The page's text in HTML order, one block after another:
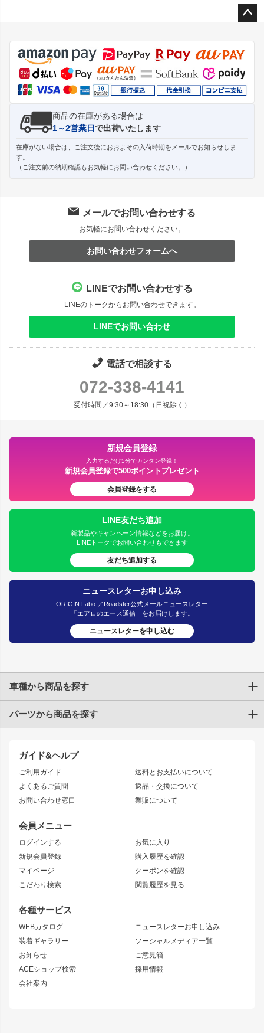
ジト
ップ
へ
商品の在庫がある場合は
1～2営業日で出荷いたします
在庫がない場合は、ご注文後におおよその入荷時期をメールでお知らせしま
す。
（ご注文前の納期確認もお気軽にお問い合わせください。）
メールでお問い合わせする
お気軽にお問い合わせください。
お問い合わせフォームへ
LINEでお問い合わせする
LINEのトークからお問い合わせできます。
LINEでお問い合わせ
電話で相談する
072-338-4141
受付時間／9:30～18:30（日祝除く）
新規会員登録
入力するだけ5分でカンタン登録！
新規会員登録で500ポイントプレゼント
会員登録をする
LINE友だち追加
新製品やキャンペーン情報などをお届け。
LINEトークでお問い合わせもできます
友だち追加する
ニュースレターお申し込み
ORIGIN Labo.／Roadster公式メールニュースレター
「エアロのエース通信」をお届けします。
ニュースレターを申し込む
ガイド&ヘルプ
ご利用ガイド
よくあるご質問
お問い合わせ窓口
送料とお支払いについて
返品・交換について
業販について
会員メニュー
ログインする
新規会員登録
マイページ
こだわり検索
お気に入り
購入履歴を確認
クーポンを確認
閲覧履歴を見る
各種サービス
WEBカタログ
装着ギャラリー
お知らせ
ACEショップ検索
会社案内
ニュースレターお申し込み
ソーシャルメディア一覧
ご意見箱
採用情報
車種から商品を探す
トヨタ
JZX90 CHASER
JZX110 MARK II
JZX100 MARK II
JZX90 MARK II
トレノ
マークX
アリスト
ソアラ
アルテッツァ
ニッサン
S15 シルビア
S14 シルビア 後期
S13 シルビア
180SX
シルエイティ
ワンビア
ローレル
セフィーロ
キャラバン
スズキ
パーツから商品を探す
エアロシリーズ
ドリフトライン
風神
雷神
レーシングライン
アタックライン
ストリームライン
リアウイング
ジムニーパーツ
ホイール
MUD-S7
MUD-SR7
まつど家 鉄漢